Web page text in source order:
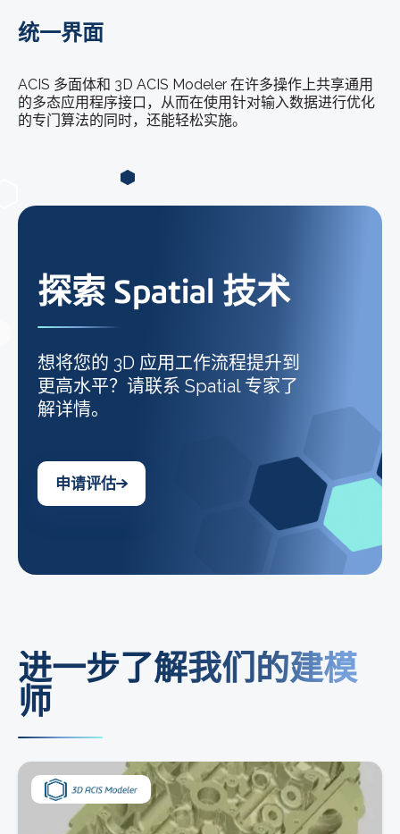
统一界面
ACIS 多面体和 3D ACIS Modeler 在许多操作上共享通用
的多态应用程序接口，从而在使用针对输入数据进行优化
的专门算法的同时，还能轻松实施。
探索 Spatial 技术
想将您的 3D 应用工作流程提升到
更高水平？请联系 Spatial 专家了
解详情。
申请评估
进一步了解我们的建模
师